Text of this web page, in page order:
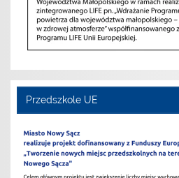
Przedszkole UE